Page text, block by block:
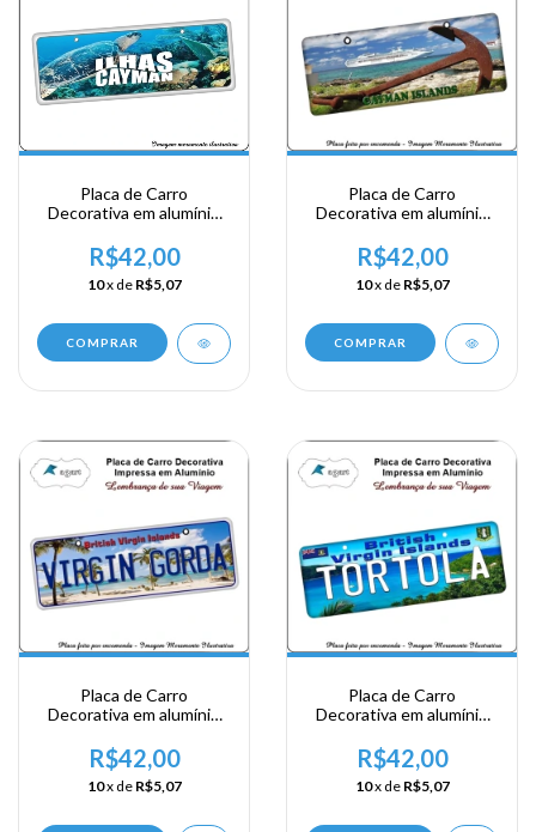
Placa de Carro
Decorativa em alumínio
Ilhas Cayman
R$42,00
10x de R$5,07
COMPRAR
Placa de Carro
Decorativa em alumínio
Ilhas Cayman
R$42,00
10x de R$5,07
COMPRAR
Placa de Carro
Decorativa em alumínio
Ilhas Virgem Britanica -
Virgin Gorda
R$42,00
10x de R$5,07
Placa de Carro
Decorativa em alumínio
Ilhas Virgem Britanica -
Tortola
R$42,00
10x de R$5,07